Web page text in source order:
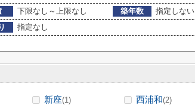
下限なし～上限なし 築年数
指定しない
指定なし
新座(1) 西浦和(2)